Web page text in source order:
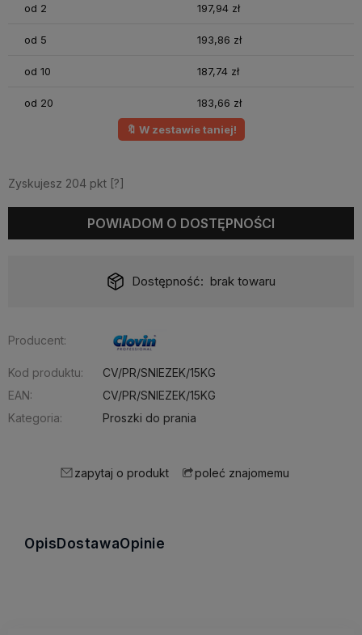
od 2 197,94 zł
od 5 193,86 zł
od 10 187,74 zł
od 20 183,66 zł
🔖 W zestawie taniej!
Zyskujesz 204 pkt [?]
POWIADOM O DOSTĘPNOŚCI
Dostępność: brak towaru
Producent:
Kod produktu:
CV/PR/SNIEZEK/15KG
EAN:
CV/PR/SNIEZEK/15KG
Kategoria:
Proszki do prania
zapytaj o produkt poleć znajomemu
OpisDostawaOpinie